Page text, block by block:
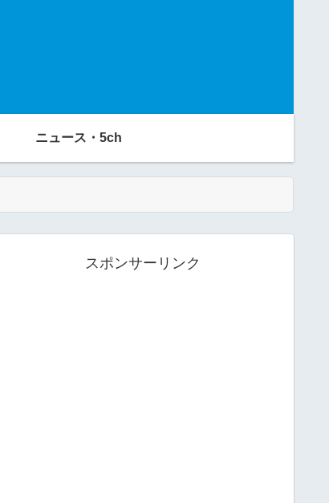
ニュース・5ch
スポンサーリンク